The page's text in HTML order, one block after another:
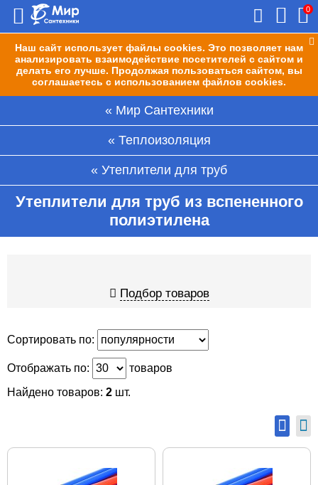
Наш сайт использует файлы cookies. Это позволяет нам
анализировать взаимодействие посетителей с сайтом и
делать его лучше. Продолжая пользоваться сайтом, вы
соглашаетесь с использованием файлов cookies.
0
Мир Сантехники
Теплоизоляция
Утеплители для труб
Утеплители для труб из вспененного
полиэтилена
Подбор товаров
Сортировать по:
Отображать по:
товаров
Найдено товаров: 2 шт.